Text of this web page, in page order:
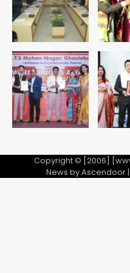
Copyright © [2006]
News byAscendoor|